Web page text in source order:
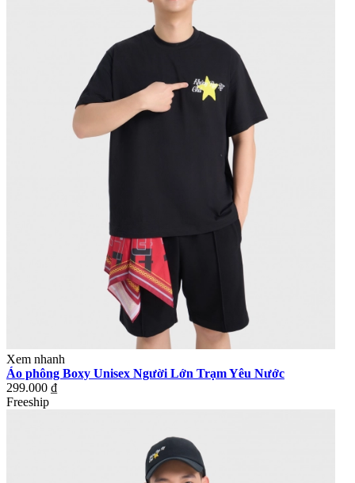
Xem nhanh
Áo phông Boxy Unisex Người Lớn Trạm Yêu Nước
299.000 ₫
Freeship